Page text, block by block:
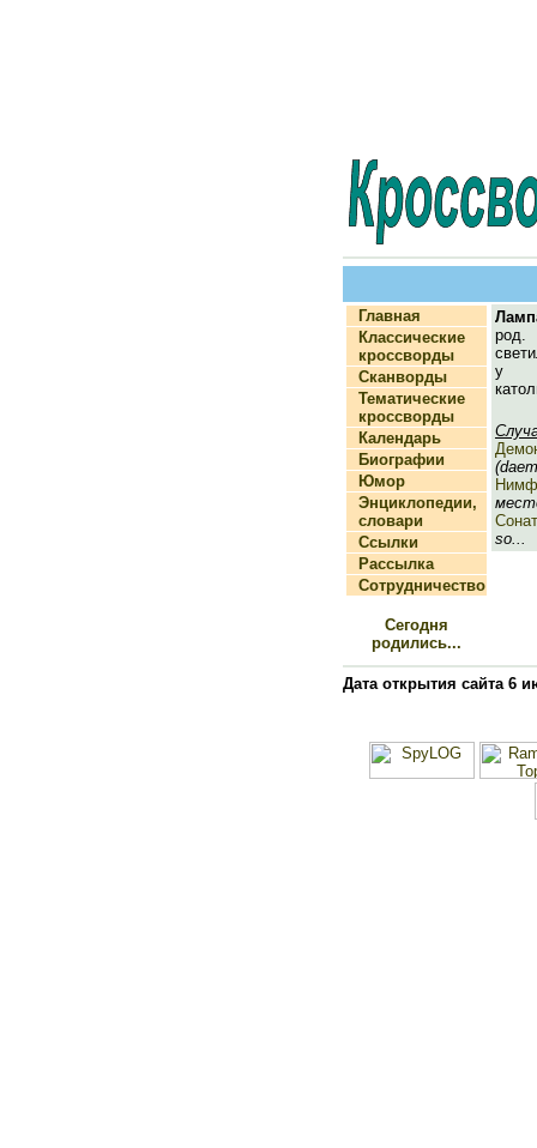
Главная
Классические
кроссворды
Сканворды
Тематические
кроссворды
Календарь
Биографии
Юмор
Энциклопедии,
словари
Ссылки
Рассылка
Сотрудничество
Сегодня
родились...
у
so...
Дата открытия сайта 6